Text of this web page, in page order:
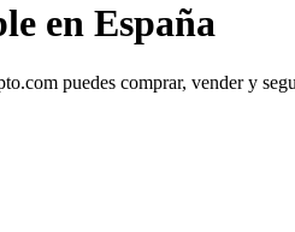
en España
puedes comprar, vender y